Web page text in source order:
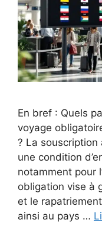
En bref : Quels
voyage
? La souscription
une condition
notamment pour
obligation vise à
et le
ainsi au pays …